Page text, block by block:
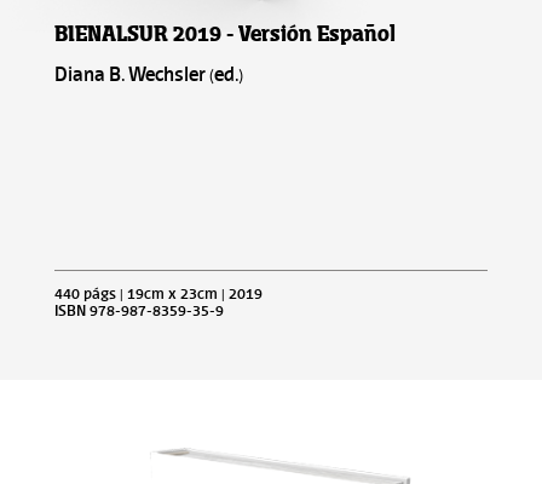
BIENALSUR 2019 - Versión Español
Diana B. Wechsler (ed.)
440 págs | 19cm x 23cm | 2019
ISBN 978-987-8359-35-9